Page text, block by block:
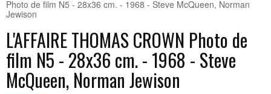
Photo de film N5 - 28x36 cm. - 1968 - Steve McQueen, Norman
Jewison
L'AFFAIRE THOMAS CROWN Photo de
film N5 - 28x36 cm. - 1968 - Steve
McQueen, Norman Jewison